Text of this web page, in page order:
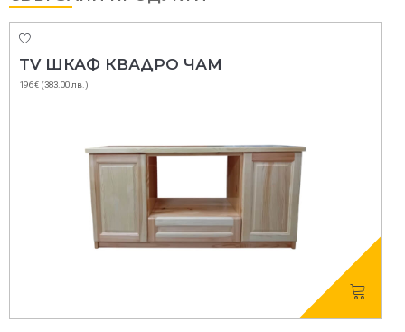
TV ШКАФ КВАДРО ЧАМ
196 € (383.00 лв.)